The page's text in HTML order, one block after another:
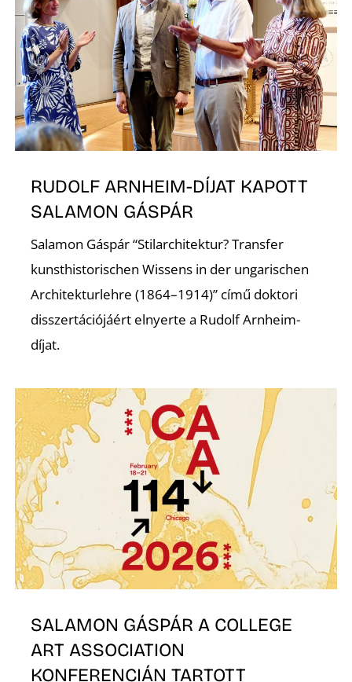
RUDOLF ARNHEIM-DÍJAT KAPOTT
SALAMON GÁSPÁR
Salamon Gáspár “Stilarchitektur? Transfer
kunsthistorischen Wissens in der ungarischen
Architekturlehre (1864–1914)” című doktori
disszertációjáért elnyerte a Rudolf Arnheim-
díjat.
SALAMON GÁSPÁR A COLLEGE
ART ASSOCIATION
KONFERENCIÁN TARTOTT